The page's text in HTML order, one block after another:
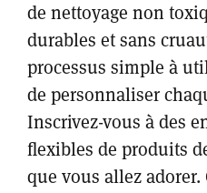
de nettoyage non
durables et sans
processus simple à
de personnaliser
Inscrivez-vous à des
flexibles de produits
que vous allez